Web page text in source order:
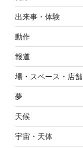
出来事・体験
動作
報道
場・スペース・店舗
夢
天候
宇宙・天体